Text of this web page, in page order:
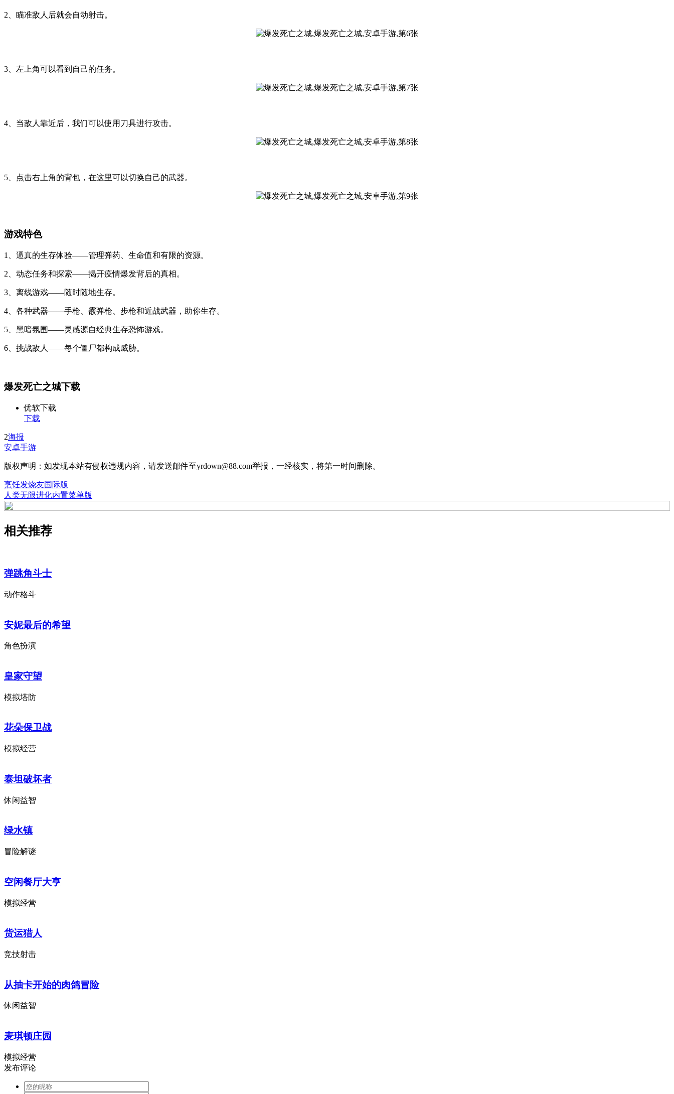
2、瞄准敌人后就会自动射击。
3、左上角可以看到自己的任务。
4、当敌人靠近后，我们可以使用刀具进行攻击。
5、点击右上角的背包，在这里可以切换自己的武器。
游戏特色
1、逼真的生存体验——管理弹药、生命值和有限的资源。
2、动态任务和探索——揭开疫情爆发背后的真相。
3、离线游戏——随时随地生存。
4、各种武器——手枪、霰弹枪、步枪和近战武器，助你生存。
5、黑暗氛围——灵感源自经典生存恐怖游戏。
6、挑战敌人——每个僵尸都构成威胁。
爆发死亡之城下载
优软下载
下载
2海报
安卓手游
版权声明：如发现本站有侵权违规内容，请发送邮件至yrdown@88.com举报，一经核实，将第一时间删除。
烹饪发烧友国际版
人类无限进化内置菜单版
相关推荐
弹跳角斗士
动作格斗
安妮最后的希望
角色扮演
皇家守望
模拟塔防
花朵保卫战
模拟经营
泰坦破坏者
休闲益智
绿水镇
冒险解谜
空闲餐厅大亨
模拟经营
货运猎人
竞技射击
从抽卡开始的肉鸽冒险
休闲益智
麦琪顿庄园
模拟经营
发布评论